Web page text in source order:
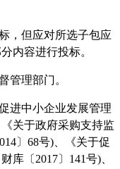
，但应对所选子包应
内容进行投标。
管理部门。
进中小企业发展管理
关于政府采购支持监
〕68号)、《关于促
库〔2017〕141号)、